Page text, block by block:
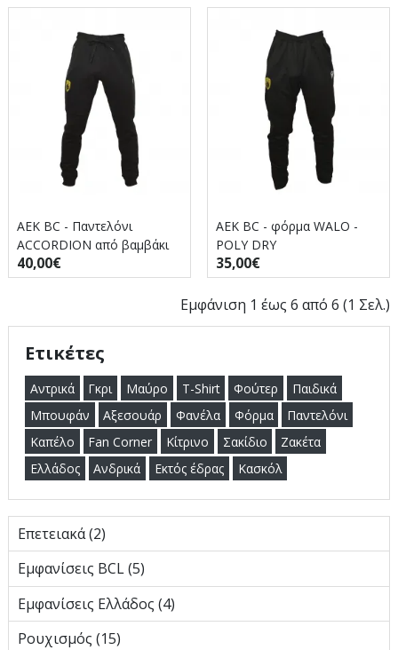
AEK BC - Παντελόνι
ACCORDION από βαμβάκι
και πολυεστέρα με πλαϊνές
τσέπες
40,00€
AEK BC - φόρμα WALO -
POLY DRY
35,00€
Εμφάνιση 1 έως 6 από 6 (1 Σελ.)
Ετικέτες
Αντρικά Γκρι Μαύρο T-Shirt Φούτερ
Παιδικά
Μπουφάν
Αξεσουάρ Φανέλα Φόρμα
Παντελόνι
Καπέλο
Fan Corner Κίτρινο Σακίδιο
Ζακέτα
Ελλάδος
Ανδρικά Εκτός έδρας Κασκόλ
Eπετειακά (2)
Εμφανίσεις BCL (5)
Εμφανίσεις Ελλάδος (4)
Ρουχισμός (15)